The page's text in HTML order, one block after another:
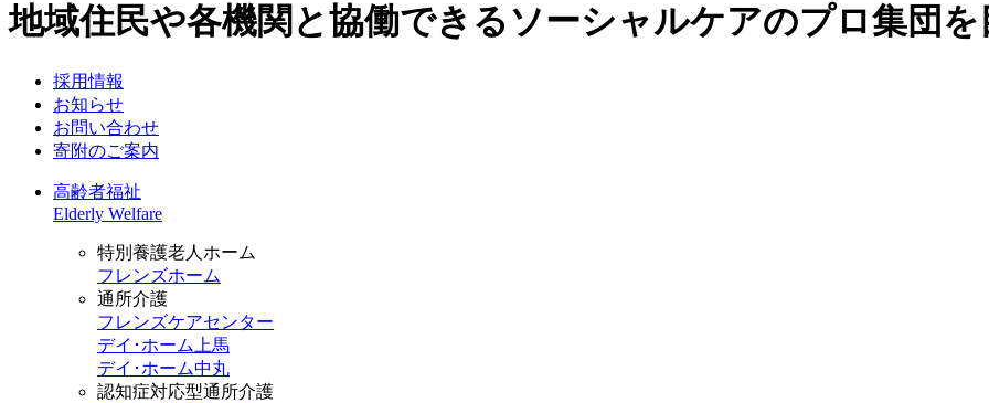
地域住民や各機関と協働できるソーシャルケアのプロ集団を
採用情報
お知らせ
お問い合わせ
寄附のご案内
高齢者福祉
Elderly Welfare
特別養護老人ホーム
フレンズホーム
通所介護
フレンズケアセンター
デイ･ホーム上馬
デイ･ホーム中丸
認知症対応型通所介護